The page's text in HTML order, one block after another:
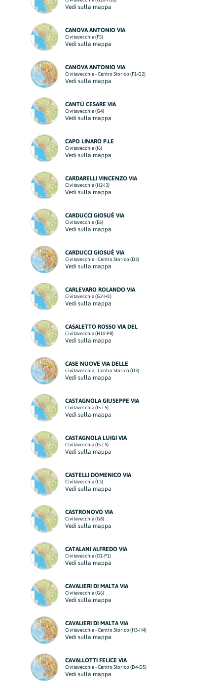
Vedi sulla mappa
CANOVA ANTONIO VIA
Civitavecchia (F5)
Vedi sulla mappa
CANOVA ANTONIO VIA
Civitavecchia - Centro Storico (F1-G2)
Vedi sulla mappa
CANTÙ CESARE VIA
Civitavecchia (G4)
Vedi sulla mappa
CAPO LINARO P.LE
Civitavecchia (I6)
Vedi sulla mappa
CARDARELLI VINCENZO VIA
Civitavecchia (H2-I3)
Vedi sulla mappa
CARDUCCI GIOSUÈ VIA
Civitavecchia (E6)
Vedi sulla mappa
CARDUCCI GIOSUÈ VIA
Civitavecchia - Centro Storico (D3)
Vedi sulla mappa
CARLEVARO ROLANDO VIA
Civitavecchia (G2-H1)
Vedi sulla mappa
CASALETTO ROSSO VIA DEL
Civitavecchia (H10-P8)
Vedi sulla mappa
CASE NUOVE VIA DELLE
Civitavecchia - Centro Storico (D3)
Vedi sulla mappa
CASTAGNOLA GIUSEPPE VIA
Civitavecchia (I5-L5)
Vedi sulla mappa
CASTAGNOLA LUIGI VIA
Civitavecchia (I5-L5)
Vedi sulla mappa
CASTELLI DOMENICO VIA
Civitavecchia (L5)
Vedi sulla mappa
CASTRONOVO VIA
Civitavecchia (G8)
Vedi sulla mappa
CATALANI ALFREDO VIA
Civitavecchia (O1-P1)
Vedi sulla mappa
CAVALIERI DI MALTA VIA
Civitavecchia (G6)
Vedi sulla mappa
CAVALIERI DI MALTA VIA
Civitavecchia - Centro Storico (H3-H4)
Vedi sulla mappa
CAVALLOTTI FELICE VIA
Civitavecchia - Centro Storico (D4-D5)
Vedi sulla mappa